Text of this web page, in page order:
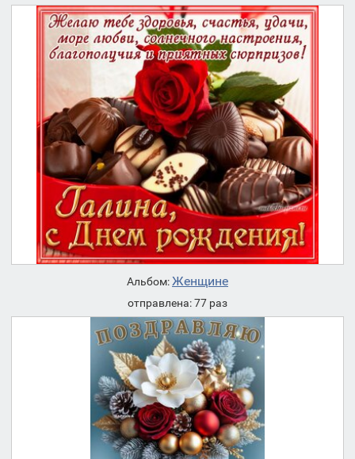
Альбом:Женщине
отправлена: 77 раз